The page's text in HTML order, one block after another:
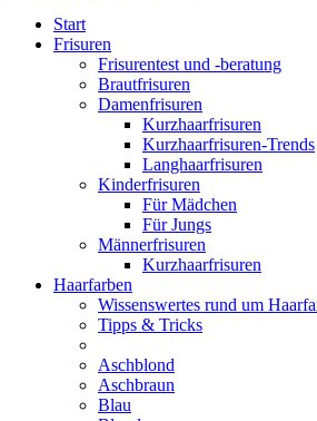
Start
Frisuren
Frisurentest und -beratung
Brautfrisuren
Damenfrisuren
Kurzhaarfrisuren
Kurzhaarfrisuren-Trends
Langhaarfrisuren
Kinderfrisuren
Für Mädchen
Für Jungs
Männerfrisuren
Kurzhaarfrisuren
Haarfarben
Wissenswertes rund um
Tipps & Tricks
Aschblond
Aschbraun
Blau